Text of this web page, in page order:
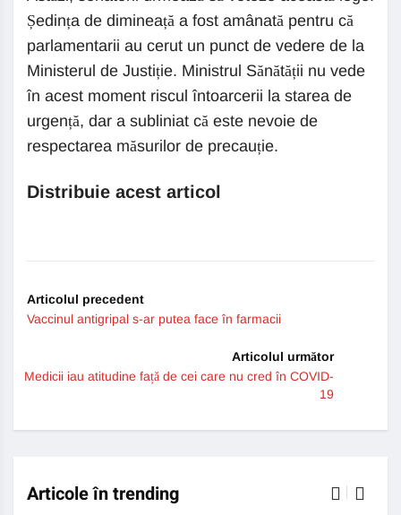
Ședința de dimineață a fost amânată pentru că
parlamentarii au cerut un punct de vedere de la
Ministerul de Justiție. Ministrul Sănătății nu vede
în acest moment riscul întoarcerii la starea de
urgență, dar a subliniat că este nevoie de
respectarea măsurilor de precauție.
Distribuie acest articol
Articolul precedent
Vaccinul antigripal s-ar putea face în farmacii
Articolul următor
Medicii iau atitudine față de cei care nu cred în COVID-
19
Articole în trending